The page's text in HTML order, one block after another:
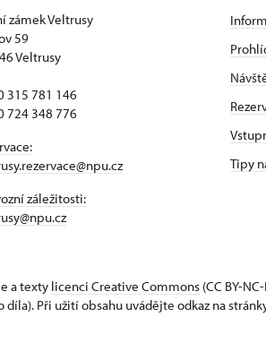
zámek Veltrusy
59
Veltrusy
315 781 146
724 348 776
záležitosti:
Tipy
a texty licenci Creative Commons (CC BY-
Při užití obsahu uvádějte odkaz na